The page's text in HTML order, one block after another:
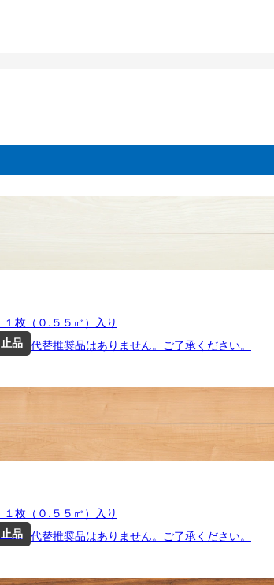
枚（０.５５㎡）入り
品 代替推奨品はありません。ご了承ください。
枚（０.５５㎡）入り
品 代替推奨品はありません。ご了承ください。